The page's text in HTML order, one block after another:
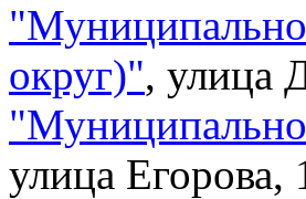
"
округ)", улица
"
улица Егорова,